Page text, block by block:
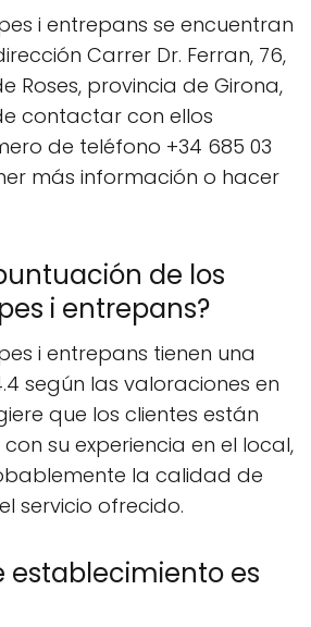
i entrepans se encuentran
Carrer Dr. Ferran, 76,
Roses, provincia de Girona,
contactar con ellos
de teléfono +34 685 03
más información o hacer
de los
i entrepans?
i entrepans tienen una
según las valoraciones en
que los clientes están
su experiencia en el local,
la calidad de
servicio ofrecido.
establecimiento es